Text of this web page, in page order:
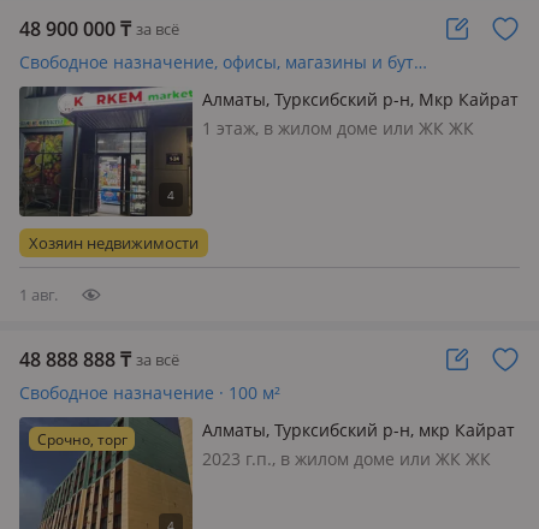
48 900 000₸ за всё
Свободное назначение, офисы, магазины и бутики, склады, общепит, салоны красоты, сельское хозяйство, бани, гостиницы и зоны отдыха, медцентры и аптеки, образование, развлечения · 76 м²
Алматы, Турксибский р-н, Мкр Кайрат
303/4 К3
1 этаж, в жилом доме или ЖК ЖК
потолки 3.28м., 🏢 Продам
коммерческое помещение, 76 м²,
Хозяин недвижимости
1 авг.
48 888 888₸ за всё
Свободное назначение · 100 м²
Срочно, торг
Алматы, Турксибский р-н, мкр Кайрат
135/4 — По Кульджинке
2023 г.п., в жилом доме или ЖК ЖК